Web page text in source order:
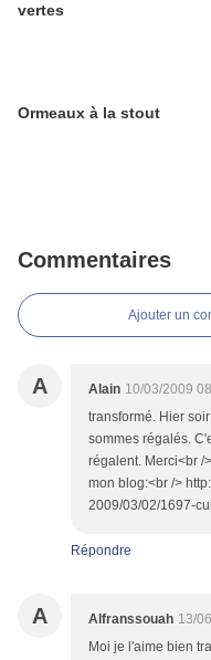
vertes
Ormeaux à la stout
Commentaires
Ajouter un
A Alain 10/03/2009
transformé. Hier
sommes régalés.
régalent. Merci<br /
mon blog:<br />
2009/03/02/1697-
Répondre
A Alfranssouah 13/
Moi je l'aime bien